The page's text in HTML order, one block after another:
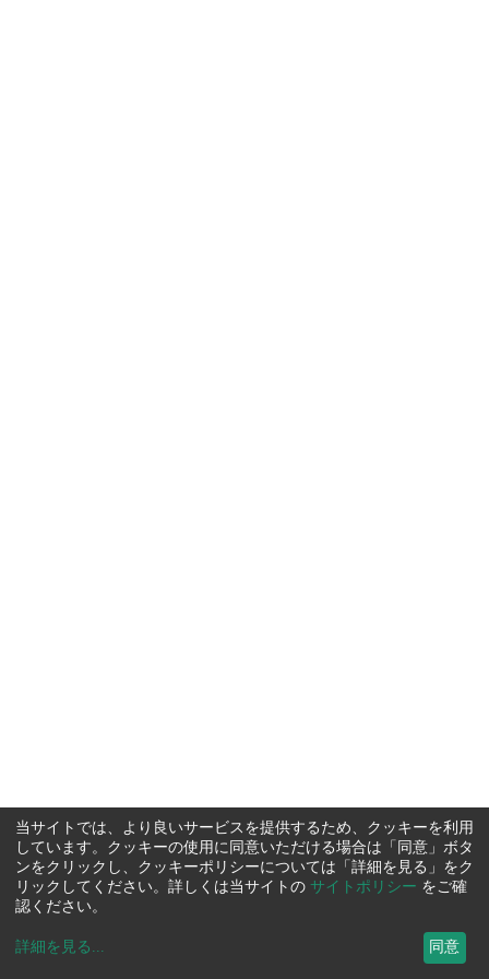
当サイトでは、より良いサービスを提供するため、クッキーを利用
しています。クッキーの使用に同意いただける場合は「同意」ボタ
ンをクリックし、クッキーポリシーについては「詳細を見る」をク
リックしてください。詳しくは当サイトの サイトポリシー をご確
認ください。
詳細を見る ... 同意